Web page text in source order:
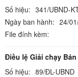
Số hiệu: 341/UBND-
Ngày ban hành: 24/
File đính kèm:
Điều lệ Giải chạy Bán
Số hiệu: 89/ĐL-UBND